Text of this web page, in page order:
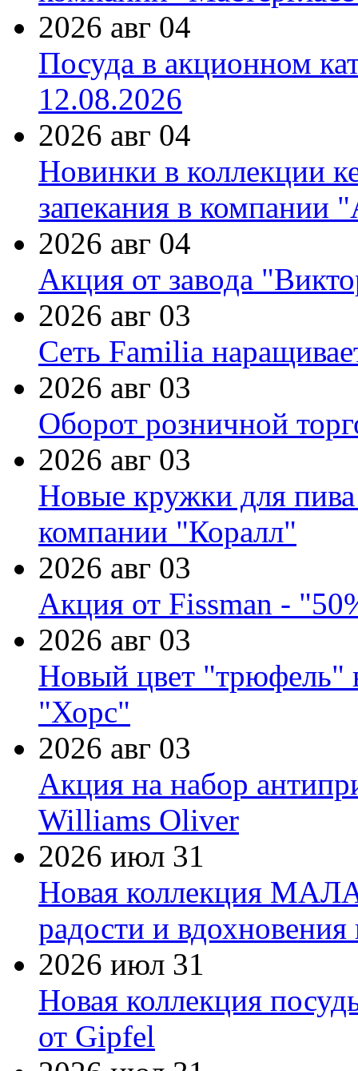
2026 авг 04
Посуда в акционном
12.08.2026
2026 авг 04
Новинки в коллекции
запекания в компании
2026 авг 04
Акция от завода
2026 авг 03
Сеть Familia
2026 авг 03
Оборот розничной
2026 авг 03
Новые кружки для
компании "Коралл"
2026 авг 03
Акция от Fissman -
2026 авг 03
Новый цвет "трюфель"
"Хорс"
2026 авг 03
Акция на набор
Williams Oliver
2026 июл 31
Новая коллекция
радости и
2026 июл 31
Новая коллекция
от Gipfel